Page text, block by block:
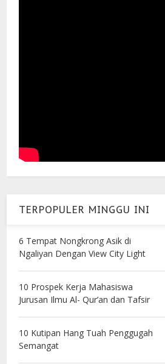
TERPOPULER MINGGU INI
6 Tempat Nongkrong Asik di
Ngaliyan Dengan View City Light
10 Prospek Kerja Mahasiswa
Jurusan Ilmu Al- Qur’an dan Tafsir
10 Kutipan Hang Tuah Penggugah
Semangat